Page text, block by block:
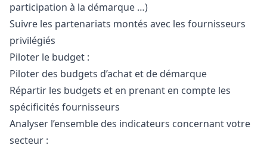
participation à la démarque …)
Suivre les partenariats montés avec les fournisseurs
privilégiés
Piloter le budget :
Piloter des budgets d’achat et de démarque
Répartir les budgets et en prenant en compte les
spécificités fournisseurs
Analyser l’ensemble des indicateurs concernant votre
secteur :